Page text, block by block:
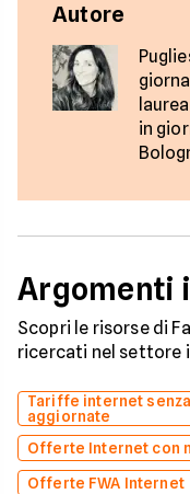
Autore
in
Argomenti
Scopri le risorse di
ricercati nel settore
Tariffe internet
aggiornate
Offerte Internet con
Offerte FWA Internet